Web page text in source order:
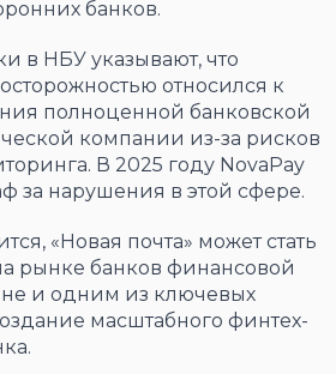
банков.
в НБУ указывают, что
относился к
полноценной банковской
компании из-за рисков
В 2025 году NovaPay
за нарушения в этой сфере.
«Новая почта» может стать
рынке банков финансовой
и одним из ключевых
масштабного финтех-